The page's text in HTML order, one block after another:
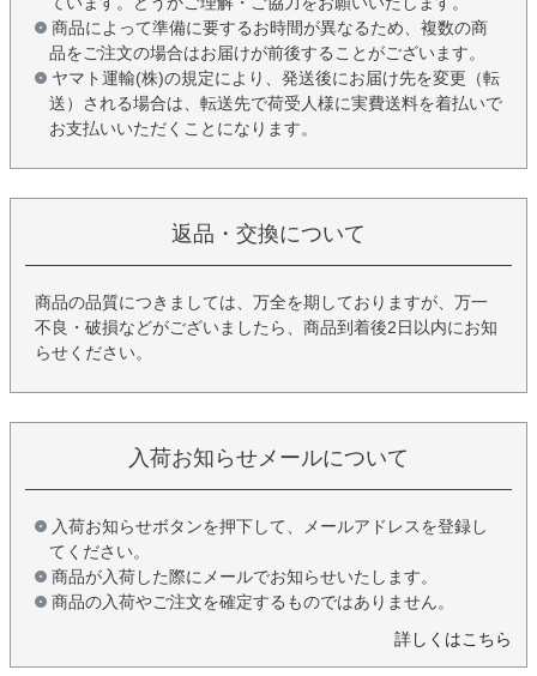
商品によって準備に要するお時間が異なるため、複数の商
品をご注文の場合はお届けが前後することがございます。
ヤマト運輸(株)の規定により、発送後にお届け先を変更（転
送）される場合は、転送先で荷受人様に実費送料を着払いで
お支払いいただくことになります。
返品・交換について
商品の品質につきましては、万全を期しておりますが、万一
不良・破損などがございましたら、商品到着後2日以内にお知
らせください。
入荷お知らせメールについて
入荷お知らせボタンを押下して、メールアドレスを登録し
てください。
商品が入荷した際にメールでお知らせいたします。
商品の入荷やご注文を確定するものではありません。
詳しくはこちら